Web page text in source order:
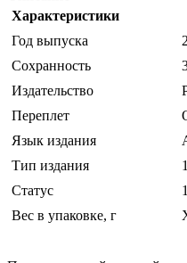
Характеристики
Год выпуска
Сохранность
Издательство
Переплет
Язык издания
Тип издания
Статус
Вес в упаковке, г